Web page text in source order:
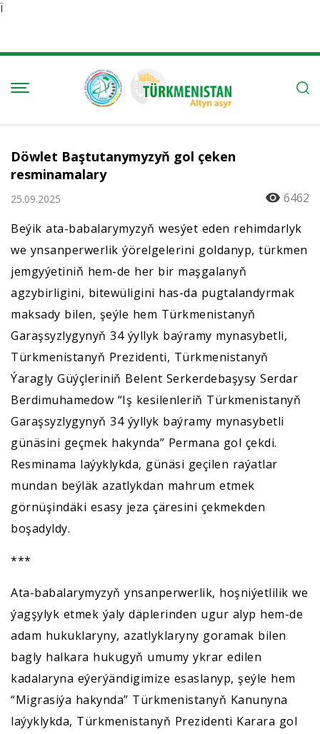
Ï
Döwlet Baştutanymyzyň gol çeken
resminamalary
25.09.2025
6462
Beýik ata-babalarymyzyň wesýet eden rehimdarlyk
we ynsanperwerlik ýörelgelerini goldanyp, türkmen
jemgyýetiniň hem-de her bir maşgalanyň
agzybirligini, bitewüligini has-da pugtalandyrmak
maksady bilen, şeýle hem Türkmenistanyň
Garaşsyzlygynyň 34 ýyllyk baýramy mynasybetli,
Türkmenistanyň Prezidenti, Türkmenistanyň
Ýaragly Güýçleriniň Belent Serkerdebaşysy Serdar
Berdimuhamedow “Iş kesilenleriň Türkmenistanyň
Garaşsyzlygynyň 34 ýyllyk baýramy mynasybetli
günäsini geçmek hakynda” Permana gol çekdi.
Resminama laýyklykda, günäsi geçilen raýatlar
mundan beýläk azatlykdan mahrum etmek
görnüşindäki esasy jeza çäresini çekmekden
boşadyldy.
***
Ata-babalarymyzyň ynsanperwerlik, hoşniýetlilik we
ýagşylyk etmek ýaly däplerinden ugur alyp hem-de
adam hukuklaryny, azatlyklaryny goramak bilen
bagly halkara hukugyň umumy ykrar edilen
kadalaryna eýerýändigimize esaslanyp, şeýle hem
“Migrasiýa hakynda” Türkmenistanyň Kanunyna
laýyklykda, Türkmenistanyň Prezidenti Karara gol